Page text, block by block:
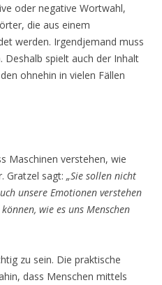
oder negative Wortwahl,
die aus einem
werden. Irgendjemand muss
Deshalb spielt auch der Inhalt
ohnehin in vielen Fällen
Maschinen verstehen, wie
Gratzel sagt: „Sie sollen nicht
unsere Emotionen verstehen
wie es uns Menschen
zu sein. Die praktische
dass Menschen mittels